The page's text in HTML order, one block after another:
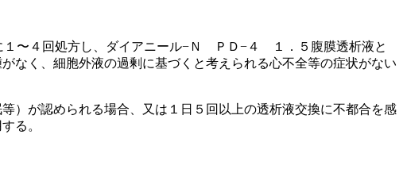
〜４回処方し、ダイアニール−Ｎ ＰＤ−４ １．５腹膜透析液と
なく、細胞外液の過剰に基づくと考えられる心不全等の症状がない
）が認められる場合、又は１日５回以上の透析液交換に不都合を感
る。